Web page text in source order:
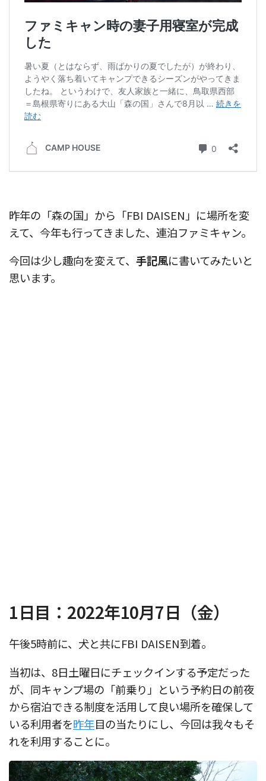
昨年の「森の国」から「FBI DAISEN」に場所を変
えて、今年も行ってきました、連泊ファミキャン。
今回は少し趣向を変えて、 手記風に書いてみたいと
思います。
1日目：2022年10月7日（金）
午後5時前に、犬と共にFBI DAISEN到着。
当初は、8日土曜日にチェックインする予定だった
が、同キャンプ場の「前乗り」という予約日の前夜
から宿泊できる制度を活用して良い場所を確保して
いる利用者を昨年目の当たりにし、今回は我々もそ
れを利用することに。